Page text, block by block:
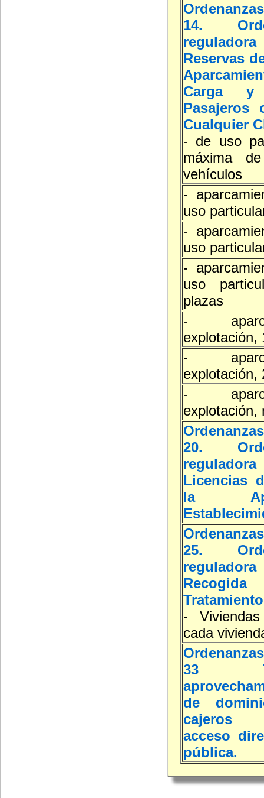
14.
Reservas
Carga y
Pasajeros
Cualquier
- de uso
máxima
vehículos
-
uso
-
uso
-
uso
plazas
-
explotación,
-
explotación,
-
explotación,
20.
Licencias
la
25.
-
cada
33
de
cajeros
acceso
pública.